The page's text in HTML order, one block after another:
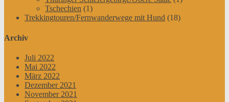
Tschechien (1)
Trekkingtouren/Fernwanderwege mit Hund (18)
Archiv
Juli 2022
Mai 2022
März 2022
Dezember 2021
November 2021